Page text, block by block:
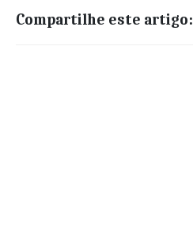
Compartilhe este artigo: